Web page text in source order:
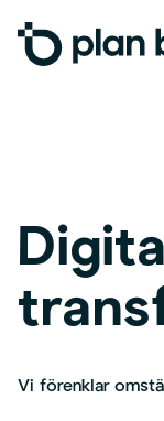
main
Vi förenklar